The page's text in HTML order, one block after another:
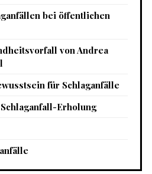
bei öffentlichen
von Andrea
für Schlaganfälle
Erholung